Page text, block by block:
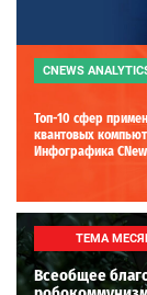
CNEWS
Топ-10 сфер
квантовых
Инфографика
ТЕМА
Всеобщее